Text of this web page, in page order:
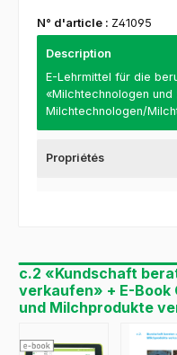
N° d'article : Z41095
Description
E-Lehrmittel für die
«Milchtechnologen
Milchtechnologen/
Propriétés
c.2 «Kundschaft
verkaufen» + E-
und Milchprodukte